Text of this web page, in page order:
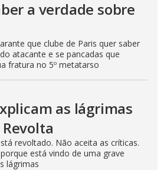
a verdade sobre
que clube de Paris quer saber
atacante e se pancadas que
fratura no 5º metatarso
as lágrimas
revoltado. Não aceita as críticas.
está vindo de uma grave
lágrimas